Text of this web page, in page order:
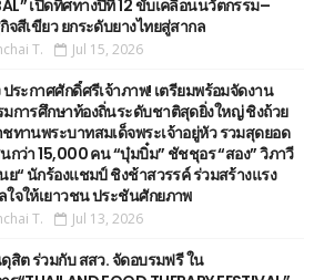
เปิดทิศทางปีที่ 12 ขับเคลื่อนนวัตกรรม–
จสีเขียว ยกระดับยางไทยสู่สากล
T. Jul 15, 2026
ประกาศศักดิ์ศรีเจ้าภาพ! เตรียมพร้อมจัดงาน
มการศึกษาท้องถิ่นระดับชาติสุดยิ่งใหญ่ ชิงถ้วย
ทานพระบาทสมเด็จพระเจ้าอยู่หัว รวมสุดยอด
กว่า 15,000 คน “บุ๋มบิ๋ม” ชัชชุอร “สอง” วิภาวี
ย“ นักร้องแชมป์ ชิงช้าสวรรค์ ร่วมสร้างแรง
จให้เยาวชน ประชันศักยภาพ
T. Jul 13, 2026
สิต ร่วมกับ สสว. จัดอบรมฟรี ใน